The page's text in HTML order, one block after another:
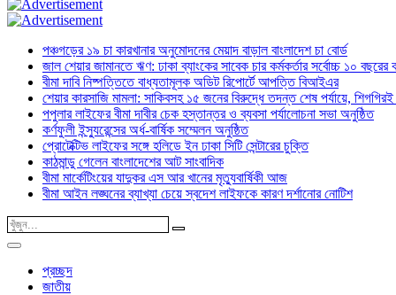
পঞ্চগড়ের ১৯ চা কারখানার অনুমোদনের মেয়াদ বাড়াল বাংলাদেশ চা বোর্ড
জাল শেয়ার জামানতে ঋণ: ঢাকা ব্যাংকের সাবেক চার কর্মকর্তার সর্বোচ্চ ১০ বছরের
বীমা দাবি নিষ্পত্তিতে বাধ্যতামূলক অডিট রিপোর্টে আপত্তি বিআইএর
শেয়ার কারসাজি মামলা: সাকিবসহ ১৫ জনের বিরুদ্ধে তদন্ত শেষ পর্যায়ে, শিগগিরই
পপুলার লাইফের বীমা দাবীর চেক হস্তান্তর ও ব্যবসা পর্যালোচনা সভা অনুষ্ঠিত
কর্ণফুলী ইন্স্যুরেন্সের অর্ধ-বার্ষিক সম্মেলন অনুষ্ঠিত
প্রোটেক্টিভ লাইফের সঙ্গে হলিডে ইন ঢাকা সিটি সেন্টারের চুক্তি
কাঠমান্ডু গেলেন বাংলাদেশের আট সাংবাদিক
বীমা মার্কেটিংয়ের যাদুকর এস আর খানের মৃত্যুবার্ষিকী আজ
বীমা আইন লঙ্ঘনের ব্যাখ্যা চেয়ে স্বদেশ লাইফকে কারণ দর্শানোর নোটিশ
প্রচ্ছদ
জাতীয়